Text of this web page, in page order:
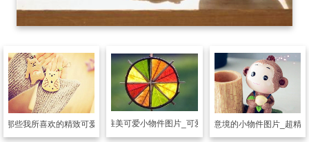
那些我所喜欢的精致可爱的小物件
可爱图片 唯美可爱小物件图片_可爱的小物品
可爱图片 有意境的小物件图片_超精